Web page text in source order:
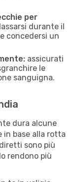
per
durante il
concedersi un
assicurati
le
sanguigna.
dura alcune
in base alla rotta
sono più
rendono più